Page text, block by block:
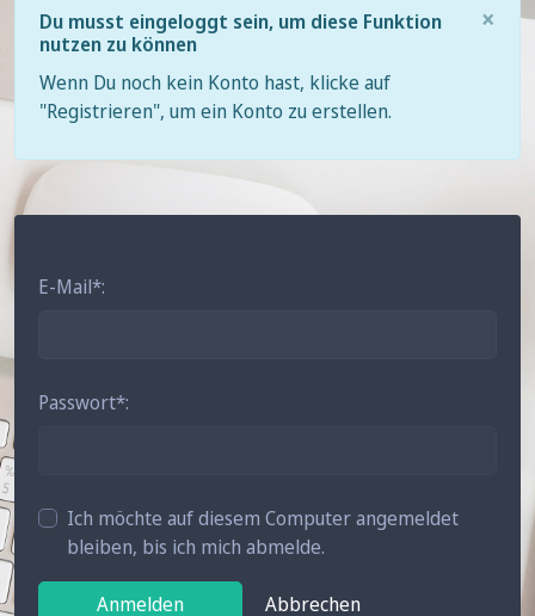
×
Du musst eingeloggt sein, um diese Funktion
nutzen zu können
Wenn Du noch kein Konto hast, klicke auf
"Registrieren", um ein Konto zu erstellen.
E-Mail
Passwort
Ich möchte auf diesem Computer angemeldet
bleiben, bis ich mich abmelde.
Anmelden Abbrechen